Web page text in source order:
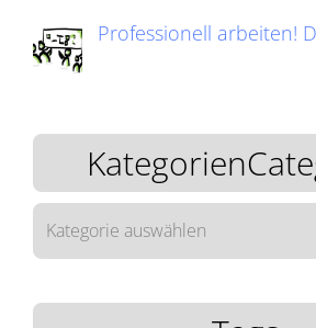
Professionell arbeiten!
KategorienCategories